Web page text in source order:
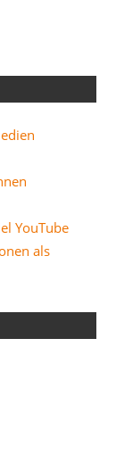
YouTube
als